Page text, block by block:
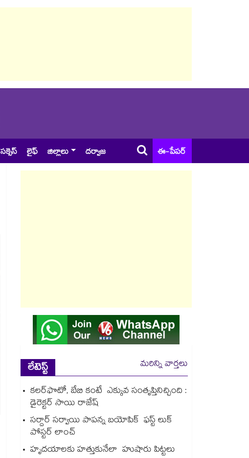
సక్సెస్ లైఫ్ జిల్లాలు దర్వాజ ఈ-పేపర్
లేటెస్ట్
మరిన్ని వార్తలు
కలర్‌‌‌‌‌‌‌‌‌‌‌‌‌‌‌‌ఫొటో, బేబి కంటే ఎక్కువ సంతృప్తినిచ్చింది :
డైరెక్టర్ సాయి రాజేష్
సర్దార్ సర్వాయి పాపన్న బయోపిక్ ఫస్ట్ లుక్
పోస్టర్ లాంచ్
హృదయాలకు హత్తుకునేలా హుషారు పిట్టలు